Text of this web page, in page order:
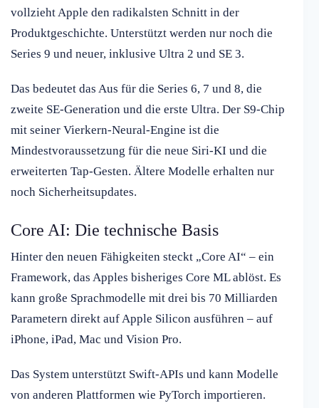
vollzieht Apple den radikalsten Schnitt in der
Produktgeschichte. Unterstützt werden nur noch die
Series 9 und neuer, inklusive Ultra 2 und SE 3.
Das bedeutet das Aus für die Series 6, 7 und 8, die
zweite SE-Generation und die erste Ultra. Der S9-Chip
mit seiner Vierkern-Neural-Engine ist die
Mindestvoraussetzung für die neue Siri-KI und die
erweiterten Tap-Gesten. Ältere Modelle erhalten nur
noch Sicherheitsupdates.
Core AI: Die technische Basis
Hinter den neuen Fähigkeiten steckt „Core AI“ – ein
Framework, das Apples bisheriges Core ML ablöst. Es
kann große Sprachmodelle mit drei bis 70 Milliarden
Parametern direkt auf Apple Silicon ausführen – auf
iPhone, iPad, Mac und Vision Pro.
Das System unterstützt Swift-APIs und kann Modelle
von anderen Plattformen wie PyTorch importieren.